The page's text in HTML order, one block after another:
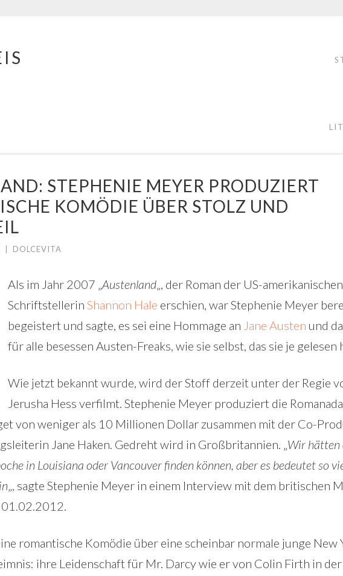
STEPHENIE MEYER PRODUZIERT
KOMÖDIE ÜBER STOLZ UND
DOLCEVITA
Als im Jahr 2007 „Austenland„, der Roman der US-amerikanischen
Schriftstellerin Shannon Hale erschien, war Stephenie Meyer
begeistert und sagte, es sei eine Hommage an Jane Austen und
für alle besessen Austen-Freaks, wie sie selbst, das sie je gelesen
Wie jetzt bekannt wurde, wird der Stoff derzeit unter der Regie
Jerusha Hess verfilmt. Stephenie Meyer produziert die
von weniger als 10 Millionen Dollar zusammen mit der Co-
Jane Haken. Gedreht wird in Großbritannien. „Wir hätten
in Louisiana oder Vancouver finden können, aber es bedeutet so
„, sagte Stephenie Meyer in einem Interview mit dem britischen
01.02.2012.
romantische Komödie über eine scheinbar normale junge New
ihre Leidenschaft für Mr. Darcy wie er von Colin Firth in der